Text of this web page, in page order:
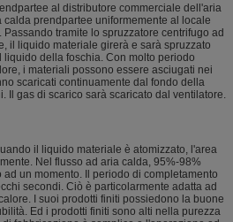
al distributore commerciale dell'aria
prendpartee uniformemente al locale
tramite lo spruzzatore centrifugo ad
il liquido materiale girerà e sarà spruzzato
della foschia. Con molto periodo
i materiali possono essere asciugati nei
scaricati continuamente dal fondo della
Il gas di scarico sarà scaricato dal ventilatore.
il liquido materiale è atomizzato, l'area
Nel flusso ad aria calda, 95%-98%
un momento. Il periodo di completamento
secondi. Ciò è particolarmente adatta ad
I suoi prodotti finiti possiedono la buone
Ed i prodotti finiti sono alti nella purezza